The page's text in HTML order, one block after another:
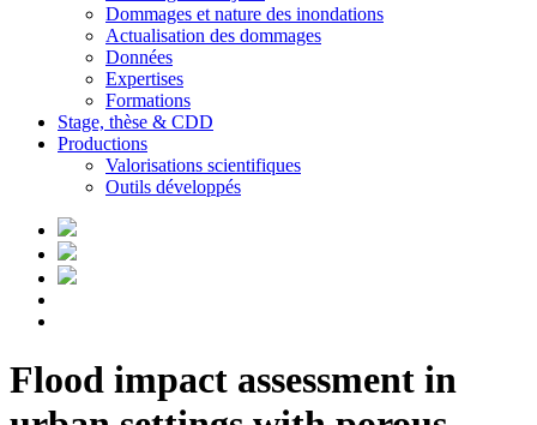
Dommages et nature des inondations
Actualisation des dommages
Données
Expertises
Formations
Stage, thèse & CDD
Productions
Valorisations scientifiques
Outils développés
Flood impact assessment in